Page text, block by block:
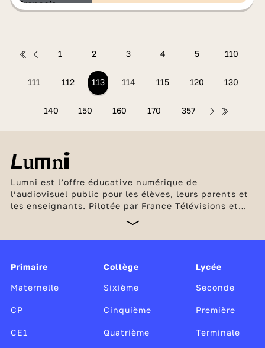
1 2 3 4 5 110
111 112 113 114 115 120 130
140 150 160 170 357
Lumni est l’offre éducative numérique de
l’audiovisuel public pour les élèves, leurs parents et
les enseignants. Pilotée par France Télévisions et
unique, gratuite et sans publicité est soutenue par le
Canopé, le CLEMI, ainsi que par le ministère de la
Primaire
Maternelle
CP
CE1
Collège
Sixième
Cinquième
Quatrième
Lycée
Seconde
Première
Terminale